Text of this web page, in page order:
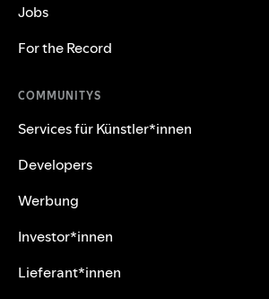
Jobs
For the Record
COMMUNITYS
Services für Künstler*innen
Developers
Werbung
Investor*innen
Lieferant*innen